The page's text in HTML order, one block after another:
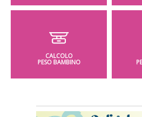
CALCOLO
PESO BAMBINO